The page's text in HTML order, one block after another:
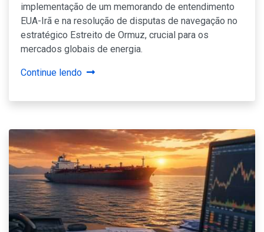
implementação de um memorando de entendimento
EUA-Irã e na resolução de disputas de navegação no
estratégico Estreito de Ormuz, crucial para os
mercados globais de energia.
Continue lendo